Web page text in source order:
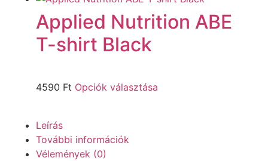
Applied Nutrition ABE
T-shirt Black
4590 Ft Opciók választása
Leírás
További információk
Vélemények (0)